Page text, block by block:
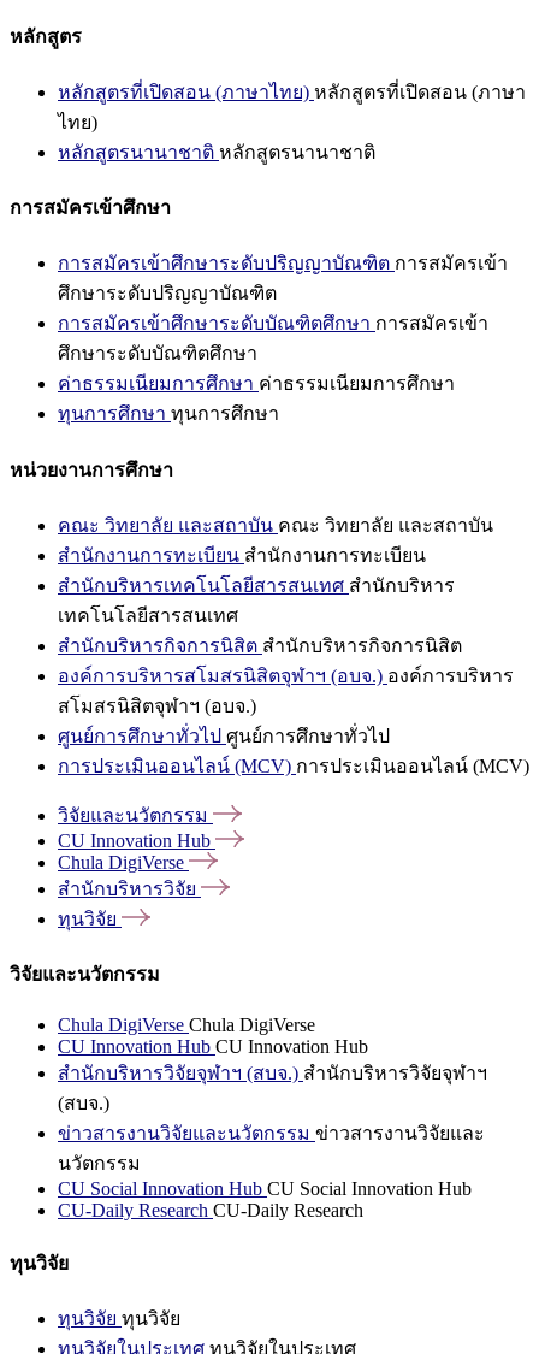
หลักสูตร
หลักสูตรที่เปิดสอน (ภาษาไทย) หลักสูตรที่เปิดสอน (ภาษา
ไทย)
หลักสูตรนานาชาติ หลักสูตรนานาชาติ
การสมัครเข้าศึกษา
การสมัครเข้าศึกษาระดับปริญญาบัณฑิต การสมัครเข้า
ศึกษาระดับปริญญาบัณฑิต
การสมัครเข้าศึกษาระดับบัณฑิตศึกษา การสมัครเข้า
ศึกษาระดับบัณฑิตศึกษา
ค่าธรรมเนียมการศึกษา ค่าธรรมเนียมการศึกษา
ทุนการศึกษา ทุนการศึกษา
หน่วยงานการศึกษา
คณะ วิทยาลัย และสถาบัน คณะ วิทยาลัย และสถาบัน
สำนักงานการทะเบียน สำนักงานการทะเบียน
สำนักบริหารเทคโนโลยีสารสนเทศ สำนักบริหาร
เทคโนโลยีสารสนเทศ
สำนักบริหารกิจการนิสิต สำนักบริหารกิจการนิสิต
องค์การบริหารสโมสรนิสิตจุฬาฯ (อบจ.) องค์การบริหาร
สโมสรนิสิตจุฬาฯ (อบจ.)
ศูนย์การศึกษาทั่วไป ศูนย์การศึกษาทั่วไป
การประเมินออนไลน์ (MCV) การประเมินออนไลน์ (MCV)
วิจัยและนวัตกรรม
CU Innovation Hub
Chula DigiVerse
สำนักบริหารวิจัย
ทุนวิจัย
วิจัยและนวัตกรรม
Chula DigiVerse Chula DigiVerse
CU Innovation Hub CU Innovation Hub
สำนักบริหารวิจัยจุฬาฯ (สบจ.) สำนักบริหารวิจัยจุฬาฯ
(สบจ.)
ข่าวสารงานวิจัยและนวัตกรรม ข่าวสารงานวิจัยและ
นวัตกรรม
CU Social Innovation Hub CU Social Innovation Hub
CU-Daily Research CU-Daily Research
ทุนวิจัย
ทุนวิจัย ทุนวิจัย
ทุนวิจัยในประเทศ ทุนวิจัยในประเทศ